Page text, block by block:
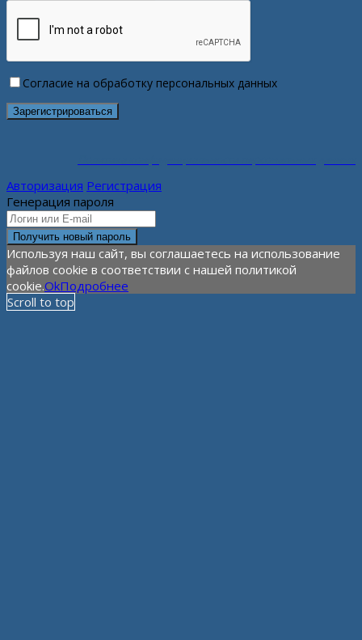
Согласие на обработку персональных данных
Авторизация Регистрация
Генерация пароля
Используя наш сайт, вы соглашаетесь на использование
файлов cookie в соответствии с нашей политикой
cookie.OkПодробнее
Scroll to top